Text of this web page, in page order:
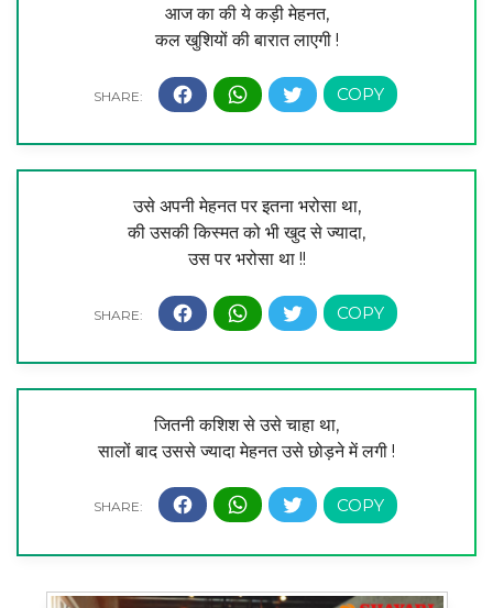
आज का की ये कड़ी मेहनत,
कल खुशियों की बारात लाएगी !
उसे अपनी मेहनत पर इतना भरोसा था,
की उसकी किस्मत को भी खुद से ज्यादा,
उस पर भरोसा था !!
जितनी कशिश से उसे चाहा था,
सालों बाद उससे ज्यादा मेहनत उसे छोड़ने में लगी !